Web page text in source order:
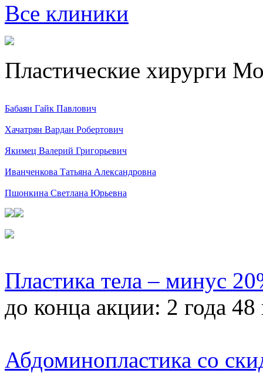
Все клиники
Пластические хирурги
Бабаян Гайк Павлович
Хачатрян Вардан Робертович
Якимец Валерий Григорьевич
Иванченкова Татьяна Александровна
Пшонкина Светлана Юрьевна
Пластика тела – минус
до конца акции: 2 года 48
Абдоминопластика со